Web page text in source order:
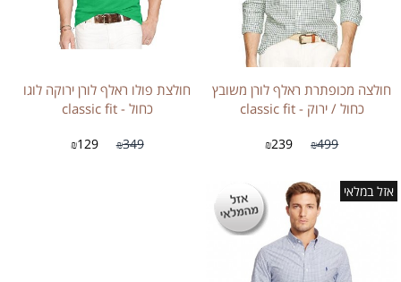
חולצה מכופתרת ראלף לורן משובץ
כחול / ירוק - classic fit
₪499
₪239
חולצת פולו ראלף לורן ירוקה לוגו
כחול - classic fit
₪349
₪129
אזל במלאי